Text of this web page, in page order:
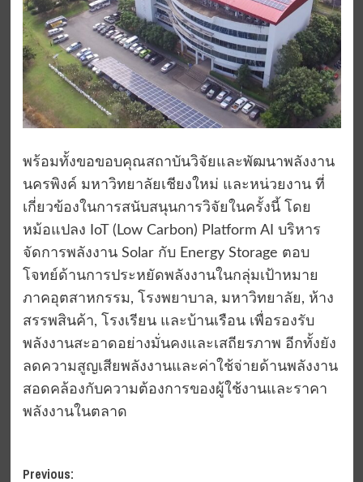
พร้อมทั้งขอขอบคุณสถาบันวิจัยและพัฒนาพลังงาน
นครพิงค์ มหาวิทยาลัยเชียงใหม่ และหน่วยงาน ที่
เกี่ยวข้องในการสนับสนุนการวิจัยในครั้งนี้ โดย
หม้อแปลง IoT (Low Carbon) Platform AI บริหาร
จัดการพลังงาน Solar กับ Energy Storage ตอบ
โจทย์ด้านการประหยัดพลังงานในกลุ่มเป้าหมาย
ภาคอุตสาหกรรม, โรงพยาบาล, มหาวิทยาลัย, ห้าง
สรรพสินค้า, โรงเรียน และบ้านเรือน เพื่อรองรับ
พลังงานสะอาดอย่างมั่นคงและเสถียรภาพ อีกทั้งยัง
ลดความสูญเสียพลังงานและค่าใช้จ่ายด้านพลังงาน
สอดคล้องกับความต้องการของผู้ใช้งานและราคา
พลังงานในตลาด
Previous: